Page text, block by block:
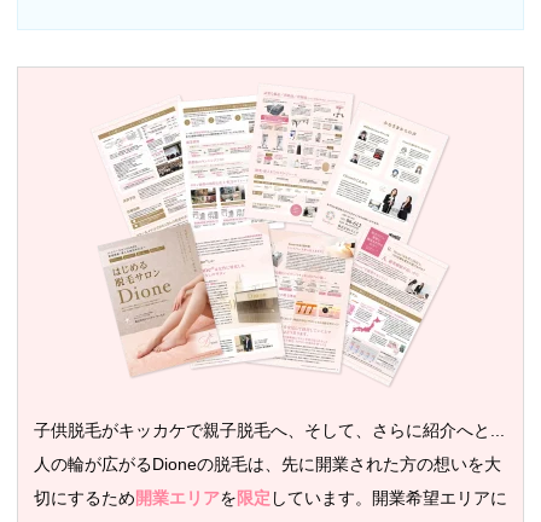
子供脱毛がキッカケで親子脱毛へ、そして、さらに紹介へと...
人の輪が広がるDioneの脱毛は、先に開業された方の想いを大
切にするため 開業エリアを 限定 しています。開業希望エリアに